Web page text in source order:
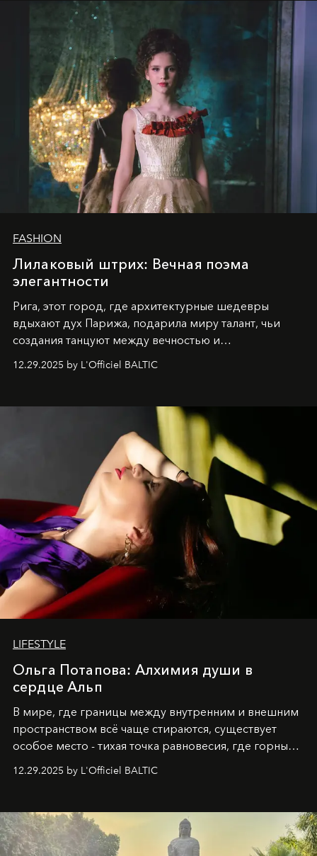
уникальное явление современной культуры.
FASHION
Лилаковый штрих: Вечная поэма
элегантности
Рига, этот город, где архитектурные шедевры
вдыхают дух Парижа, подарила миру талант, чьи
создания танцуют между вечностью и
современностью.
12.29.2025 by L'Officiel BALTIC
LIFESTYLE
Ольга Потапова: Алхимия души в
сердце Альп
В мире, где границы между внутренним и внешним
пространством всё чаще стираются, существует
особое место - тихая точка равновесия, где горные
вершины Швейцарии встречаются с бездонными
глубинами человеческой души. Здесь, на стыке
Ольга Потапова - женщина, чей путь от поиска
истины превратился в искусство превращения
человеческих кризисов в возможности для
12.29.2025 by L'Officiel BALTIC